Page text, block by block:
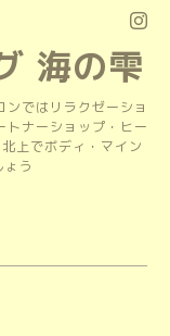
海の雫
ではリラクゼーショ
トナーショップ・ヒー
上でボディ・マイン
う